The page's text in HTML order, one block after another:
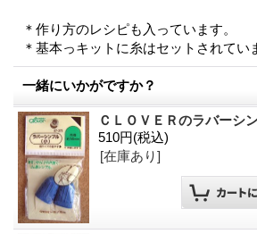
＊作り方のレシピも入っています。
＊基本っキットに糸はセットされてい
一緒にいかがですか？
ＣＬＯＶＥＲのラバーシ
510円(税込)
[在庫あり]